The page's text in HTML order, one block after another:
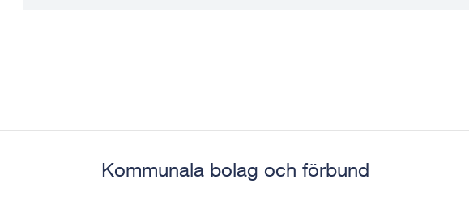
Kommunala bolag och förbund